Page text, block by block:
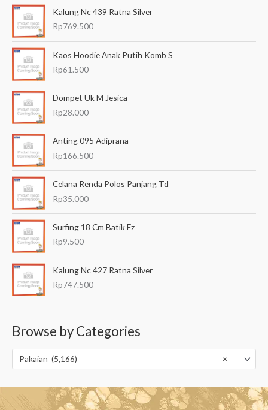
Kalung Nc 439 Ratna Silver
Rp769.500
Kaos Hoodie Anak Putih Komb S
Rp61.500
Dompet Uk M Jesica
Rp28.000
Anting 095 Adiprana
Rp166.500
Celana Renda Polos Panjang Td
Rp35.000
Surfing 18 Cm Batik Fz
Rp9.500
Kalung Nc 427 Ratna Silver
Rp747.500
Browse by Categories
×
Pakaian (5,166)